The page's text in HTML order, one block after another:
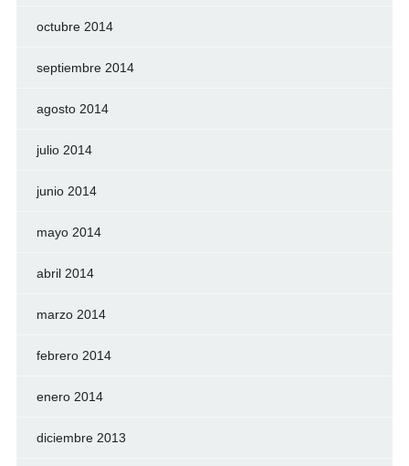
octubre 2014
septiembre 2014
agosto 2014
julio 2014
junio 2014
mayo 2014
abril 2014
marzo 2014
febrero 2014
enero 2014
diciembre 2013